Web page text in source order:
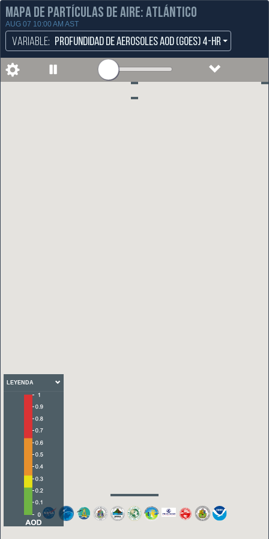
Mapa de Partículas de Aire: Atlántico
AUG 07 10:00 AM AST
Variable: Profundidad de AerosolesAOD (GOES) 4-hr
LEYENDA